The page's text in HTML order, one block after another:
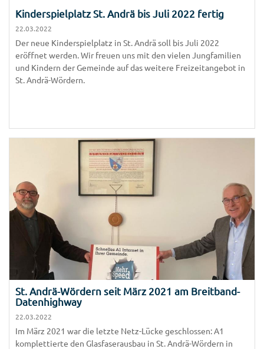
Kinderspielplatz St. Andrä bis Juli 2022 fertig
Der neue Kinderspielplatz in St. Andrä soll bis Juli 2022
eröffnet werden. Wir freuen uns mit den vielen Jungfamilien
und Kindern der Gemeinde auf das weitere Freizeitangebot in
St. Andrä-Wördern.
22.03.2022
St. Andrä-Wördern seit März 2021 am Breitband-
Datenhighway
Im März 2021 war die letzte Netz-Lücke geschlossen: A1
komplettierte den Glasfaserausbau in St. Andrä-Wördern in
22.03.2022